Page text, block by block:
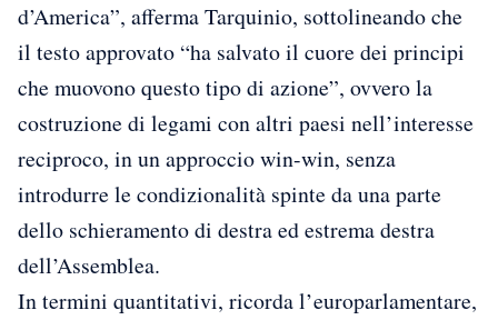
d’America”, afferma Tarquinio, sottolineando che
il testo approvato “ha salvato il cuore dei principi
che muovono questo tipo di azione”, ovvero la
costruzione di legami con altri paesi nell’interesse
reciproco, in un approccio win-win, senza
introdurre le condizionalità spinte da una parte
dello schieramento di destra ed estrema destra
dell’Assemblea.
In termini quantitativi, ricorda l’europarlamentare,